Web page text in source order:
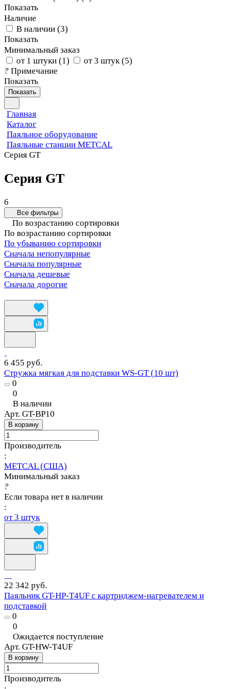
Показать
Наличие
В наличии (3)
Показать
Минимальный заказ
от 1 штуки (1) от 3 штук (5)
? Примечание
Показать
Показать
Главная
Каталог
Паяльное оборудование
Паяльные станции METCAL
Серия GT
Серия GT
6
Все фильтры
По возрастанию сортировки
По возрастанию сортировки
По убыванию сортировки
Сначала непопулярные
Сначала популярные
Сначала дешевые
Сначала дорогие
6 455 руб.
Стружка мягкая для подставки WS-GT (10 шт)
0
0
В наличии
Арт. GT-BP10
В корзину
Производитель
:
METCAL (США)
Минимальный заказ
?
Если товара нет в наличии
:
от 3 штук
22 342 руб.
Паяльник GT-HP-T4UF с картриджем-нагревателем и
подставкой
0
0
Ожидается поступление
Арт. GT-HW-T4UF
В корзину
Производитель